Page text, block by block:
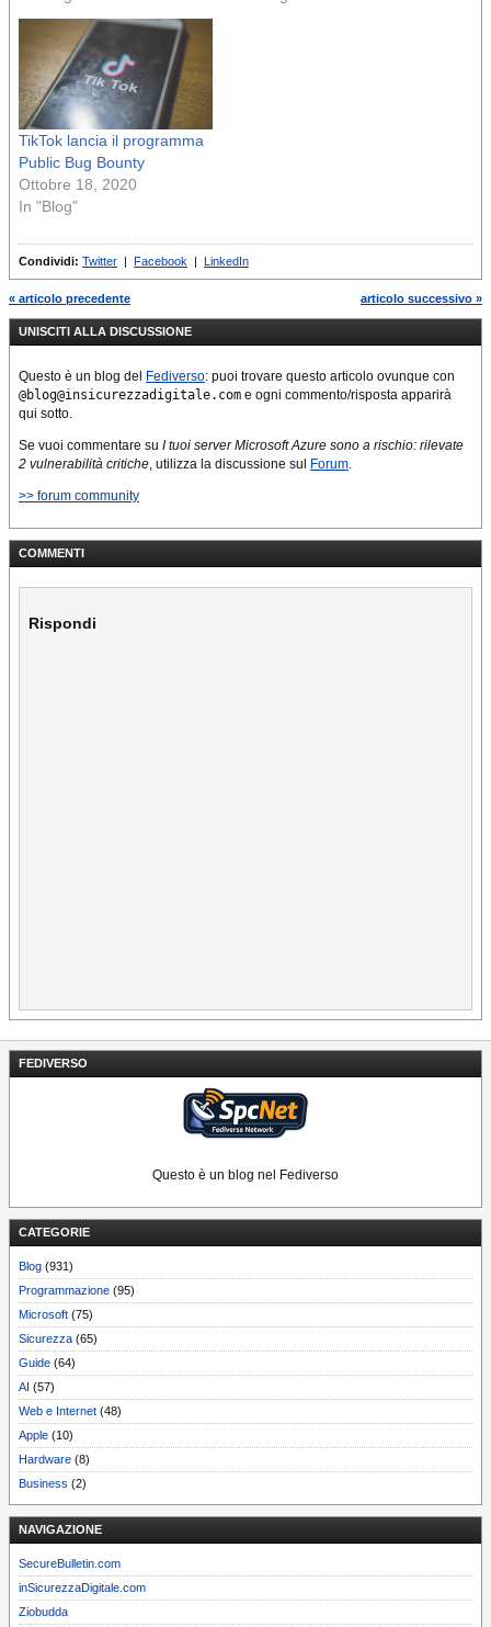
FEDIVERSO
Questo è un blog nel Fediverso
CATEGORIE
Blog (931)
Programmazione (95)
Microsoft (75)
Sicurezza (65)
Guide (64)
AI (57)
Web e Internet (48)
Apple (10)
Hardware (8)
Business (2)
NAVIGAZIONE
SecureBulletin.com
inSicurezzaDigitale.com
Ziobudda
TikTok lancia il programma
Public Bug Bounty
Ottobre 18, 2020
In "Blog"
Condividi: Twitter Facebook LinkedIn
« articolo precedente articolo successivo »
UNISCITI ALLA DISCUSSIONE
Questo è un blog del Fediverso: puoi trovare questo articolo ovunque con
@blog@insicurezzadigitale.com e ogni commento/risposta apparirà
qui sotto.
Se vuoi commentare su I tuoi server Microsoft Azure sono a rischio: rilevate
2 vulnerabilità critiche, utilizza la discussione sul Forum.
>> forum community
COMMENTI
Rispondi